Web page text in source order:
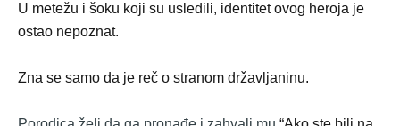
U metežu i šoku koji su usledili, identitet ovog heroja je
ostao nepoznat.
Zna se samo da je reč o stranom državljaninu.